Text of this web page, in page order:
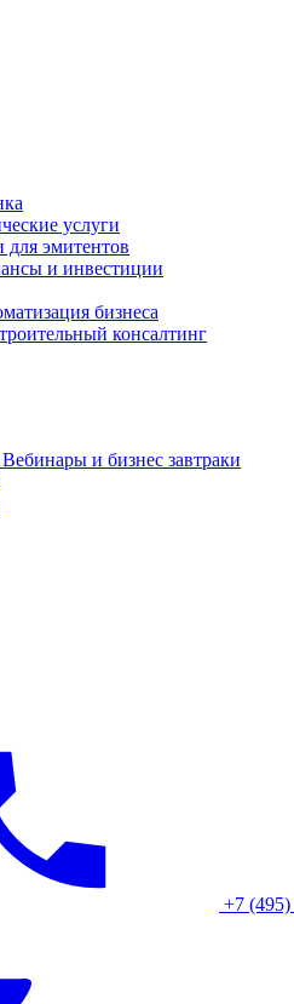
услуги
для эмитентов
и инвестиции
бизнеса
консалтинг
Вебинары и бизнес завтраки
+7